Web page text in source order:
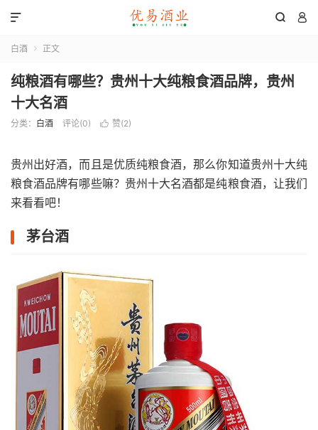
 

白酒  正文
纯粮酒有哪些？贵州十大纯粮食酒品牌，贵州
十大名酒
分类： 白酒 评论(0)  赞(2)
贵州出好酒，而且是优质纯粮食酒，那么你知道贵州十大纯
粮食酒品牌有哪些嘛？贵州十大名酒都是纯粮食酒，让我们
来看看吧！
茅台酒